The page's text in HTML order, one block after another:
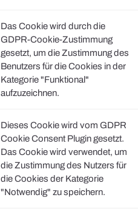
Das Cookie wird durch die
GDPR-Cookie-Zustimmung
gesetzt, um die Zustimmung des
Benutzers für die Cookies in der
Kategorie "Funktional"
aufzuzeichnen.
Dieses Cookie wird vom GDPR
Cookie Consent Plugin gesetzt.
Das Cookie wird verwendet, um
die Zustimmung des Nutzers für
die Cookies der Kategorie
"Notwendig" zu speichern.